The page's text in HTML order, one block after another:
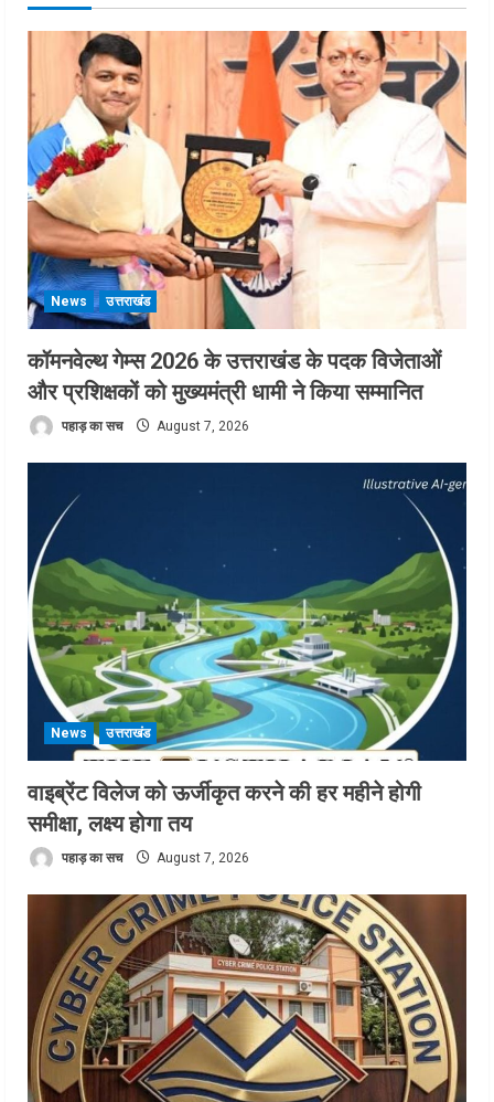
News उत्तराखंड
कॉमनवेल्थ गेम्स 2026 के उत्तराखंड के पदक विजेताओं
और प्रशिक्षकों को मुख्यमंत्री धामी ने किया सम्मानित
पहाड़ का सच August 7, 2026
News उत्तराखंड
वाइब्रेंट विलेज को ऊर्जीकृत करने की हर महीने होगी
समीक्षा, लक्ष्य होगा तय
पहाड़ का सच August 7, 2026